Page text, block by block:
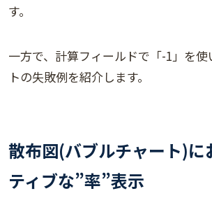
す。
一方で、計算フィールドで「-1」を
トの失敗例を紹介します。
散布図(バブルチャート)に
ティブな”率”表示